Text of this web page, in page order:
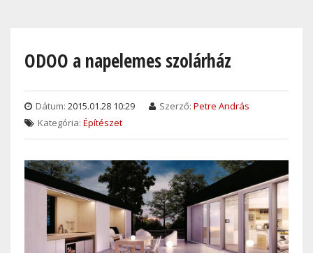
contentODOO a napelemes szolárház
Dátum: 2015.01.28 10:29 Szerző: Petre András
Kategória: Építészet